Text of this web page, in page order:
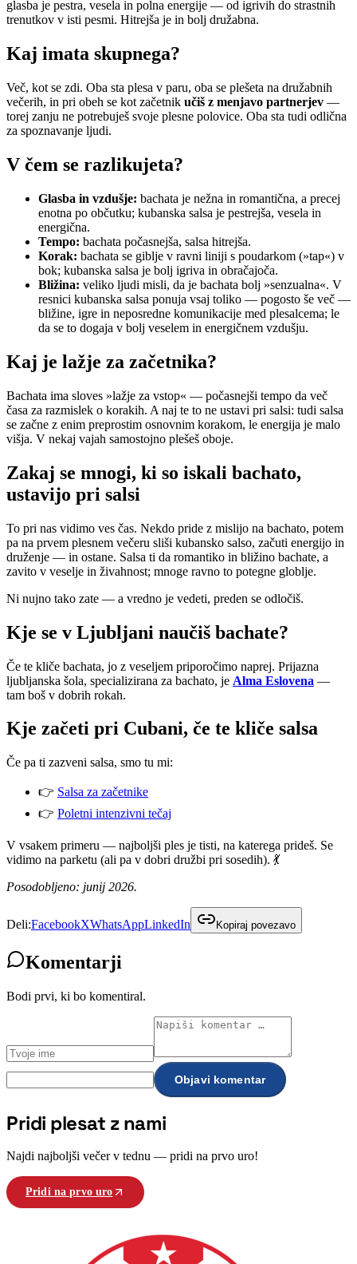
glasba je pestra, vesela in polna energije — od igrivih do strastnih
trenutkov v isti pesmi. Hitrejša je in bolj družabna.
Kaj imata skupnega?
Več, kot se zdi. Oba sta plesa v paru, oba se plešeta na družabnih
večerih, in pri obeh se kot začetnik učiš z menjavo partnerjev —
torej zanju ne potrebuješ svoje plesne polovice. Oba sta tudi odlična
za spoznavanje ljudi.
V čem se razlikujeta?
Glasba in vzdušje: bachata je nežna in romantična, a precej
enotna po občutku; kubanska salsa je pestrejša, vesela in
energična.
Tempo: bachata počasnejša, salsa hitrejša.
Korak: bachata se giblje v ravni liniji s poudarkom (»tap«) v
bok; kubanska salsa je bolj igriva in obračajoča.
Bližina: veliko ljudi misli, da je bachata bolj »senzualna«. V
resnici kubanska salsa ponuja vsaj toliko — pogosto še več —
bližine, igre in neposredne komunikacije med plesalcema; le
da se to dogaja v bolj veselem in energičnem vzdušju.
Kaj je lažje za začetnika?
Bachata ima sloves »lažje za vstop« — počasnejši tempo da več
časa za razmislek o korakih. A naj te to ne ustavi pri salsi: tudi salsa
se začne z enim preprostim osnovnim korakom, le energija je malo
višja. V nekaj vajah samostojno plešeš oboje.
Zakaj se mnogi, ki so iskali bachato,
ustavijo pri salsi
To pri nas vidimo ves čas. Nekdo pride z mislijo na bachato, potem
pa na prvem plesnem večeru sliši kubansko salso, začuti energijo in
druženje — in ostane. Salsa ti da romantiko in bližino bachate, a
zavito v veselje in živahnost; mnoge ravno to potegne globlje.
Ni nujno tako zate — a vredno je vedeti, preden se odločiš.
Kje se v Ljubljani naučiš bachate?
Če te kliče bachata, jo z veseljem priporočimo naprej. Prijazna
ljubljanska šola, specializirana za bachato, je Alma Eslovena —
tam boš v dobrih rokah.
Kje začeti pri Cubani, če te kliče salsa
Če pa ti zazveni salsa, smo tu mi:
👉 Salsa za začetnike
👉 Poletni intenzivni tečaj
V vsakem primeru — najboljši ples je tisti, na katerega prideš. Se
vidimo na parketu (ali pa v dobri družbi pri sosedih). 💃
Posodobljeno: junij 2026.
Deli:FacebookXWhatsAppLinkedIn Kopiraj povezavo
Komentarji
Bodi prvi, ki bo komentiral.
Objavi komentar
Pridi plesat z nami
Najdi najboljši večer v tednu — pridi na prvo uro!
Pridi na prvo uro